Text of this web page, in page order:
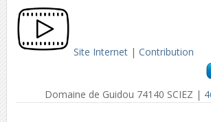
Site Internet| Contribution
Domaine de Guidou 74140 SCIEZ |